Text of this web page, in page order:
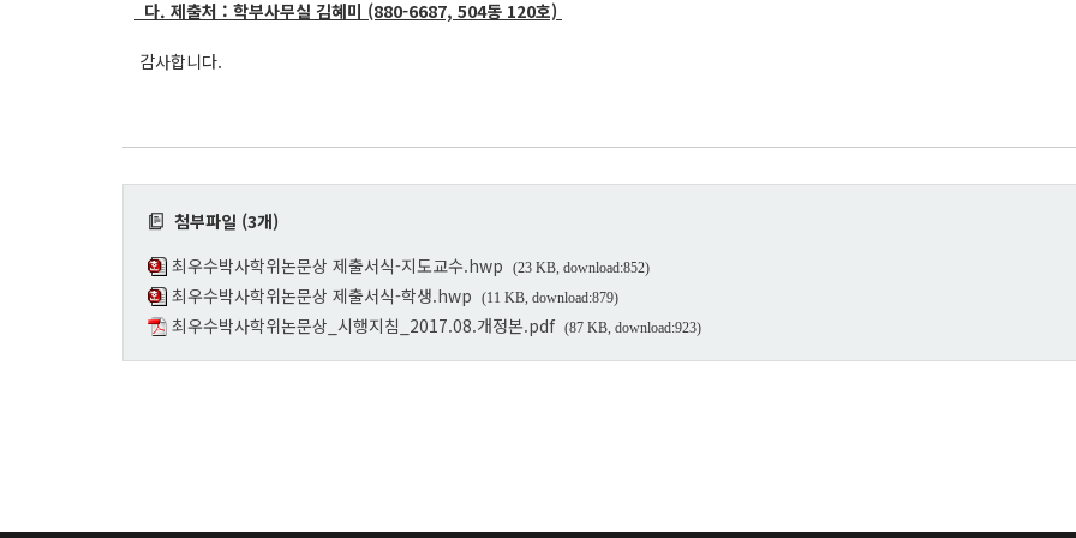
다. 제출처 : 학부사무실 김혜미 (880-6687, 504동 120호)
감사합니다.
첨부파일 (3개)
최우수박사학위논문상 제출서식-지도교수.hwp
(23 KB, download:852)
최우수박사학위논문상 제출서식-학생.hwp (11 KB, download:879)
최우수박사학위논문상_시행지침_2017.08.개정본.pdf (87 KB, download:923)